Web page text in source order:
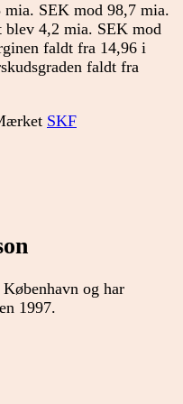
SEK mod 98,7 mia.
blev 4,2 mia. SEK mod
faldt fra 14,96 i
faldt fra
SKF
og har
1997.